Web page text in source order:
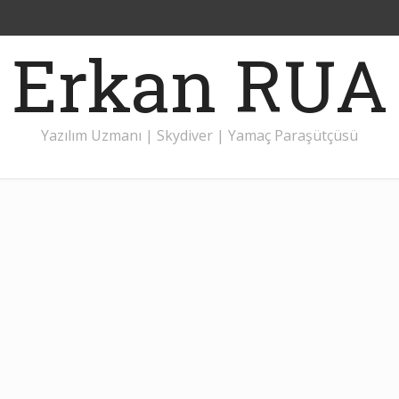
Erkan RUA
Yazılım Uzmanı | Skydiver | Yamaç Paraşütçüsü